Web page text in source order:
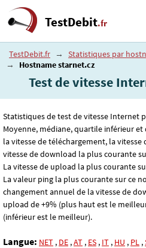
TestDebit.fr
TestDebit.fr → Statistiques par
→
Hostname starnet.cz
Test de vitesse
Statistiques de test de vitesse Internet
Moyenne, médiane, quartile inférieur
la vitesse de téléchargement, la
vitesse de download la plus courante
La vitesse de upload la plus courante
La valeur ping la plus courante sur ce
changement annuel de la vitesse de
upload de +9% (plus haut est le
(inférieur est le meilleur).
Langue: NET , DE ,AT , ES , IT , HU , PL ,